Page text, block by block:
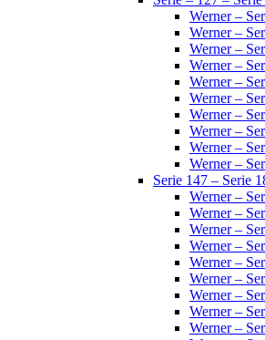
Werner –
Werner –
Werner –
Werner –
Werner –
Werner –
Werner –
Werner –
Werner –
Werner –
Serie 147 – Serie
Werner –
Werner –
Werner –
Werner –
Werner –
Werner –
Werner –
Werner –
Werner –